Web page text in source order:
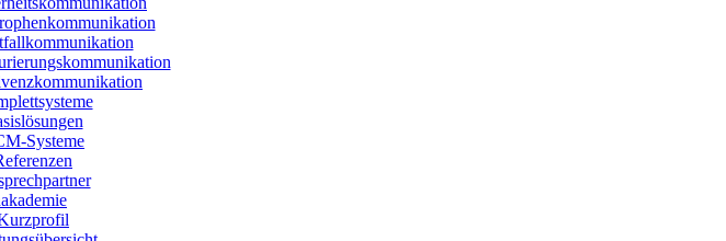
Systeme